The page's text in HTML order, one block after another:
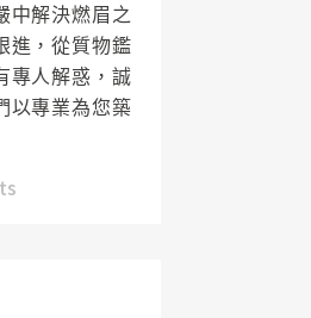
中解決燃眉之
進，從質物鑑
專人解惑，誠
以專業為您築